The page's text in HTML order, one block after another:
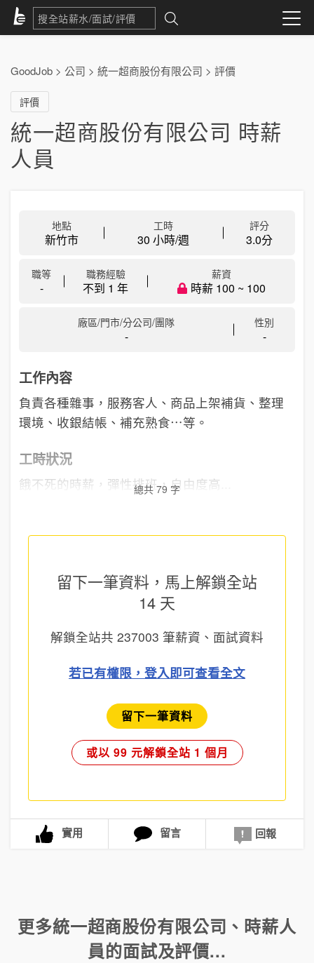
GoodJob > 公司 > 統一超商股份有限公司 > 評價
評價
統一超商股份有限公司 時薪
人員
地點
新竹市
工時
30 小時/週
評分
3.0分
職等
-
職務經驗
不到 1 年
薪資
時薪 100 ~ 100
廠區/門市/分公司/團隊
-
性別
-
工作內容
負責各種雜事，服務客人、商品上架補貨、整理
環境、收銀結帳、補充熟食⋯等。
工時狀況
餓不死的時薪，彈性排班，自由度高...
總共 79 字
留下一筆資料，馬上解鎖全站
14 天
解鎖全站共 237003 筆薪資、面試資料
若已有權限，登入即可查看全文
留下一筆資料
或以 99 元解鎖全站 1 個月
實用 留言 回報
更多統一超商股份有限公司 、 時薪人
員的面試及評價...